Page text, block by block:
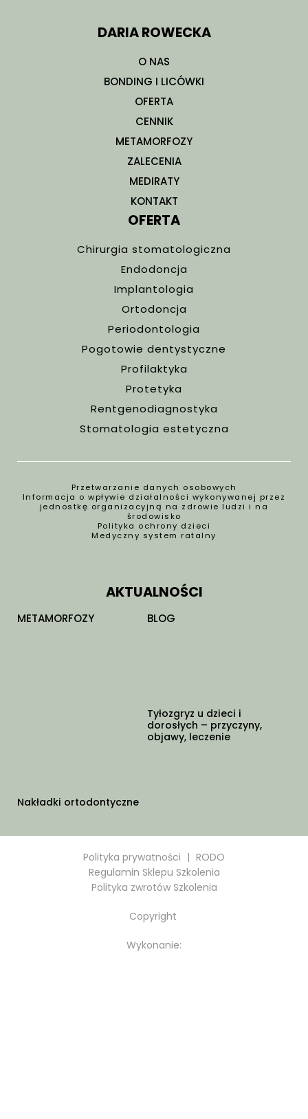
DARIA ROWECKA
O NAS
BONDING I LICÓWKI
OFERTA
CENNIK
METAMORFOZY
ZALECENIA
MEDIRATY
KONTAKT
OFERTA
Chirurgia stomatologiczna
Endodoncja
Implantologia
Ortodoncja
Periodontologia
Pogotowie dentystyczne
Profilaktyka
Protetyka
Rentgenodiagnostyka
Stomatologia estetyczna
Przetwarzanie danych osobowych
Informacja o wpływie działalności wykonywanej przez
jednostkę organizacyjną na zdrowie ludzi i na
środowisko
Polityka ochrony dzieci
Medyczny system ratalny
AKTUALNOŚCI
METAMORFOZY
Nakładki ortodontyczne
BLOG
Tyłozgryz u dzieci i
dorosłych – przyczyny,
objawy, leczenie
Polityka prywatności | RODO
Regulamin Sklepu Szkolenia
Polityka zwrotów Szkolenia
Copyright
Wykonanie: